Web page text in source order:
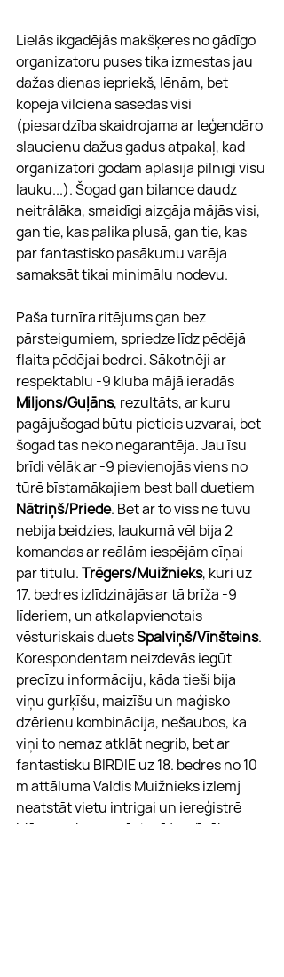
Lielās ikgadējās makšķeres no gādīgo
organizatoru puses tika izmestas jau
dažas dienas iepriekš, lēnām, bet
kopējā vilcienā sasēdās visi
(piesardzība skaidrojama ar leģendāro
slaucienu dažus gadus atpakaļ, kad
organizatori godam aplasīja pilnīgi visu
lauku...). Šogad gan bilance daudz
neitrālāka, smaidīgi aizgāja mājās visi,
gan tie, kas palika plusā, gan tie, kas
par fantastisko pasākumu varēja
samaksāt tikai minimālu nodevu.
Paša turnīra ritējums gan bez
pārsteigumiem, spriedze līdz pēdējā
flaita pēdējai bedrei. Sākotnēji ar
respektablu -9 kluba mājā ieradās
Miljons/Guļāns, rezultāts, ar kuru
pagājušogad būtu pieticis uzvarai, bet
šogad tas neko negarantēja. Jau īsu
brīdi vēlāk ar -9 pievienojās viens no
tūrē bīstamākajiem best ball duetiem
Nātriņš/Priede. Bet ar to viss ne tuvu
nebija beidzies, laukumā vēl bija 2
komandas ar reālām iespējām cīņai
par titulu. Trēgers/Muižnieks, kuri uz
17. bedres izlīdzinājās ar tā brīža -9
līderiem, un atkalapvienotais
vēsturiskais duets Spalviņš/Vīnšteins.
Korespondentam neizdevās iegūt
precīzu informāciju, kāda tieši bija
viņu gurķīšu, maizīšu un maģisko
dzērienu kombinācija, nešaubos, ka
viņi to nemaz atklāt negrib, bet ar
fantastisku BIRDIE uz 18. bedres no 10
m attāluma Valdis Muižnieks izlemj
neatstāt vietu intrigai un iereģistrē
Mārupes kausa vēsturē jaudīgāko